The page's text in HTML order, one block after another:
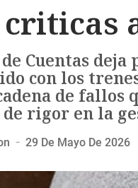
Cuentas deja
con los
de fallos
rigor en la
— 29 De Mayo De 2026